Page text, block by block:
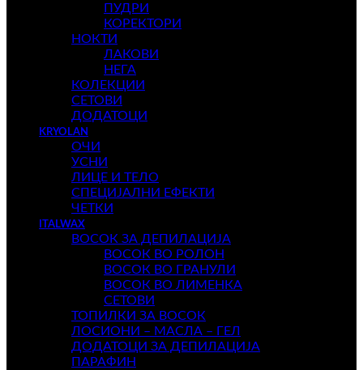
ПУДРИ
КОРЕКТОРИ
НОКТИ
ЛАКОВИ
НЕГА
КОЛЕКЦИИ
СЕТОВИ
ДОДАТОЦИ
KRYOLAN
ОЧИ
УСНИ
ЛИЦЕ И ТЕЛО
СПЕЦИЈАЛНИ ЕФЕКТИ
ЧЕТКИ
ITALWAX
ВОСОК ЗА ДЕПИЛАЦИЈА
ВОСОК ВО РОЛОН
ВОСОК ВО ГРАНУЛИ
ВОСОК ВО ЛИМЕНКА
СЕТОВИ
ТОПИЛКИ ЗА ВОСОК
ЛОСИОНИ – МАСЛА – ГЕЛ
ДОДАТОЦИ ЗА ДЕПИЛАЦИЈА
ПАРАФИН